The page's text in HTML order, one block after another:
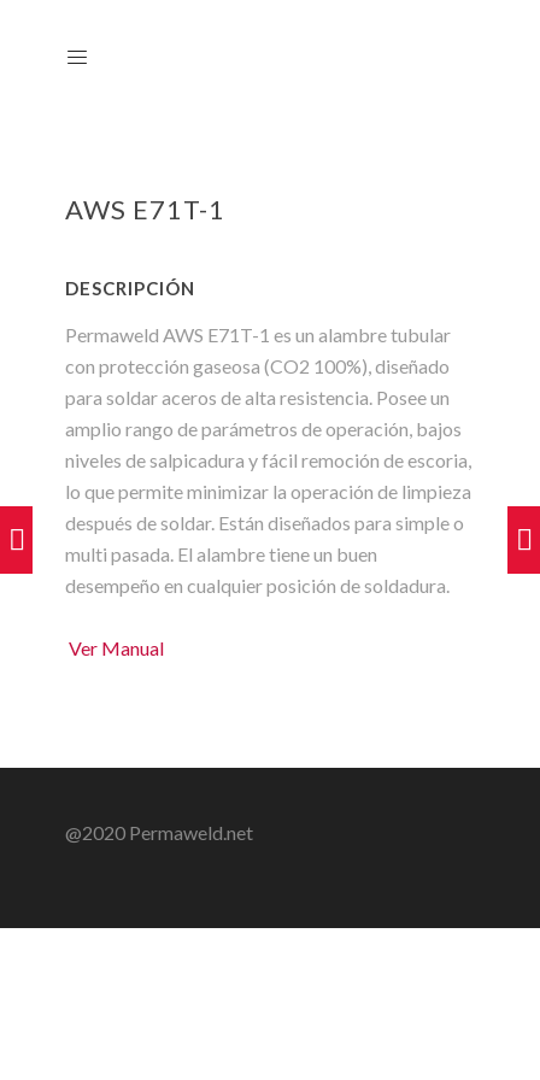
AWS E71T-1
DESCRIPCIÓN
Permaweld AWS E71T-1 es un alambre tubular
con protección gaseosa (CO2 100%), diseñado
para soldar aceros de alta resistencia. Posee un
amplio rango de parámetros de operación, bajos
niveles de salpicadura y fácil remoción de escoria,
lo que permite minimizar la operación de limpieza
después de soldar. Están diseñados para simple o
multi pasada. El alambre tiene un buen
desempeño en cualquier posición de soldadura.
Ver Manual
@2020 Permaweld.net